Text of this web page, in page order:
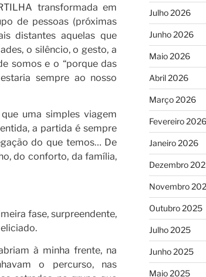
transformada em
de pessoas (próximas
distantes aquelas que
o silêncio, o gesto, a
somos e o “porque das
sempre ao nosso
uma simples viagem
a partida é sempre
do que temos… De
do conforto, da família,
fase, surpreendente,
à minha frente, na
o percurso, nas
Julho 2026
Junho 2026
Maio 2026
Abril 2026
Março 2026
Fevereiro 2026
Janeiro 2026
Dezembro
Novembro
Outubro 2025
Julho 2025
Junho 2025
Maio 2025